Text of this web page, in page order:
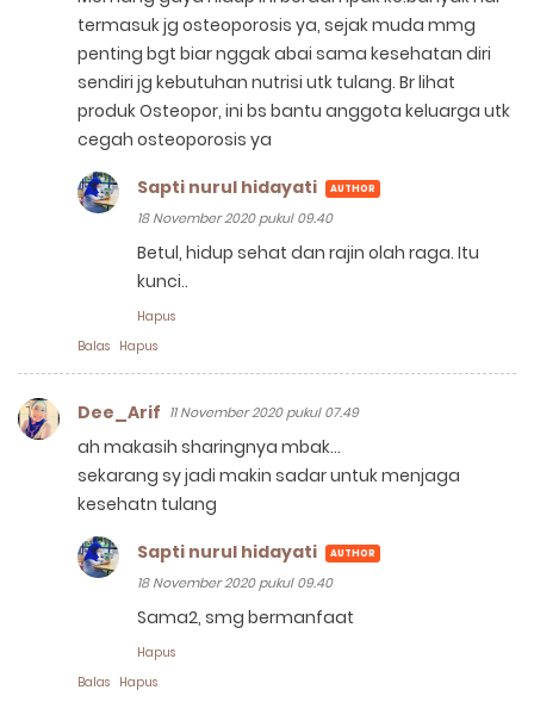
termasuk jg osteoporosis ya, sejak muda mmg
penting bgt biar nggak abai sama kesehatan diri
sendiri jg kebutuhan nutrisi utk tulang. Br lihat
produk Osteopor, ini bs bantu anggota keluarga utk
cegah osteoporosis ya
Balas Hapus
Sapti nurul hidayati
18 November 2020 pukul 09.40
Betul, hidup sehat dan rajin olah raga. Itu
kunci..
Hapus
Dee_Arif 11 November 2020 pukul 07.49
ah makasih sharingnya mbak...
sekarang sy jadi makin sadar untuk menjaga
kesehatn tulang
Balas Hapus
Sapti nurul hidayati
18 November 2020 pukul 09.40
Sama2, smg bermanfaat
Hapus